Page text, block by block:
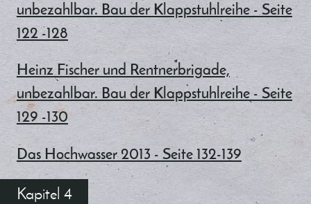
unbezahlbar. Bau der Klappstuhlreihe - Seite
122 -128
Heinz Fischer und Rentnerbrigade,
unbezahlbar. Bau der Klappstuhlreihe - Seite
129 -130
Das Hochwasser 2013 - Seite 132-139
Kapitel 4